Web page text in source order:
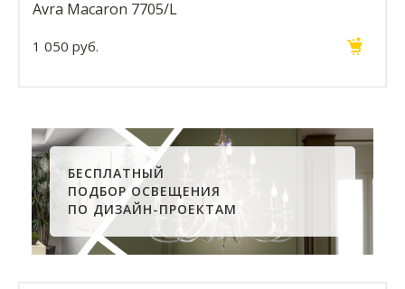
Avra Macaron 7705/L
1 050 руб.
БЕСПЛАТНЫЙ
ПОДБОР ОСВЕЩЕНИЯ
ПО ДИЗАЙН-ПРОЕКТАМ